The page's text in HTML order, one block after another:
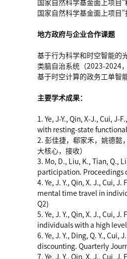
国家自然科学基金面上项目
国家自然科学基金面上项目
地方政府与企业合作课题
基于行为科学和时空智能的
类脑自治系统（2023-2024
基于时空计算的政务工单智
主要学术成果：
1. Ye, J-Y., Qin, X-J., Cui,
with resting-state
2. 彭佳捷，郗家禾，姚德懿
大核心，接收）
3. Mo, D., Liu, K., Tian, Q.,
participation. Proceedings
4. Ye, J. Y., Qin, X. J., Cui,
mental time travel in
Q2)
5. Ye, J. Y., Qin, X. J., Cui,
individuals with a high level
6. Ye, J. Y., Ding, Q. Y.,
discounting. Quarterly
7. Ye, J. Y., Qin, X. J., Cui,